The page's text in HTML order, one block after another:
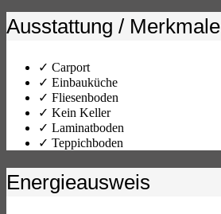
Ausstattung / Merkmale
✓ Carport
✓ Einbauküche
✓ Fliesenboden
✓ Kein Keller
✓ Laminatboden
✓ Teppichboden
Energieausweis